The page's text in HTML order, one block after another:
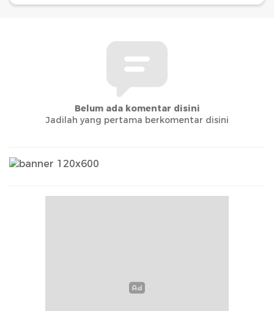
Belum ada komentar disini
Jadilah yang pertama berkomentar disini